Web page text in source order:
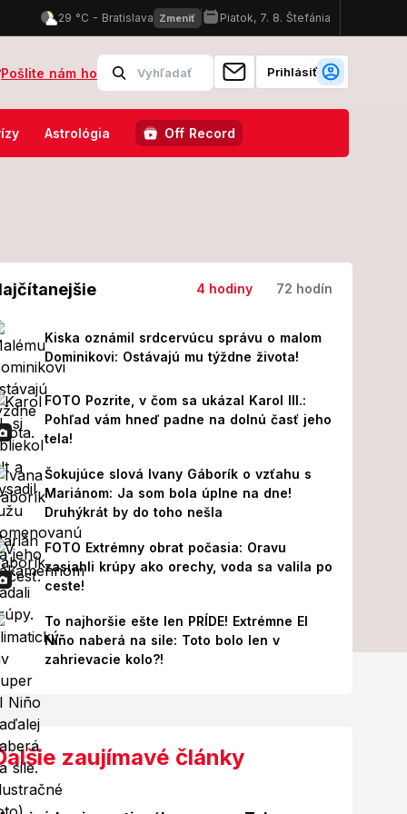
nemocnici skončilo 8 ľudí! FOTO Pozrite, v čom sa ukázal
Pošlite nám ho Prihlásiť
Astrológia Off Record
4 hodiny 72 hodín
Kiska oznámil srdcervúcu správu o malom
Dominikovi: Ostávajú mu týždne života!
FOTO Pozrite, v čom sa ukázal Karol III.:
Pohľad vám hneď padne na dolnú časť jeho
tela!
Šokujúce slová Ivany Gáborík o vzťahu s
Mariánom: Ja som bola úplne na dne!
Druhýkrát by do toho nešla
FOTO Extrémny obrat počasia: Oravu
zasiahli krúpy ako orechy, voda sa valila po
ceste!
To najhoršie ešte len PRÍDE! Extrémne El
Niño naberá na sile: Toto bolo len v
zahrievacie kolo?!
zaujímavé články